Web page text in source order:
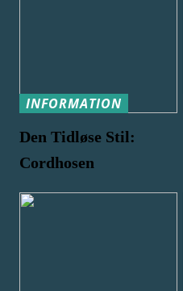
INFORMATION
Den Tidløse Stil:
Cordhosen